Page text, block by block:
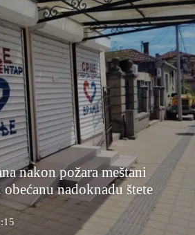
nakon požara meštani
nadoknadu štete